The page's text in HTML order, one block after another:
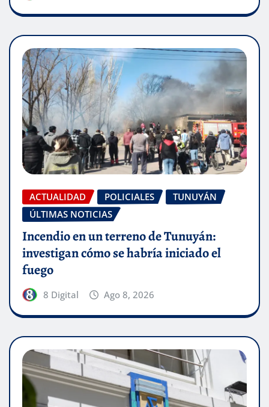
ACTUALIDAD POLICIALES
TUNUYÁN
ÚLTIMAS NOTICIAS
Incendio en un terreno de Tunuyán:
investigan cómo se habría iniciado el
fuego
8 Digital Ago 8, 2026